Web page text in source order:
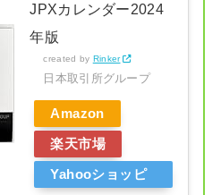
JPXカレンダー2024
年版
created by Rinker
日本取引所グループ
Amazon
楽天市場
Yahooショッピ